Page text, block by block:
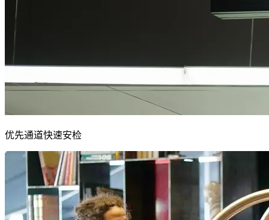
优先通道快速安检